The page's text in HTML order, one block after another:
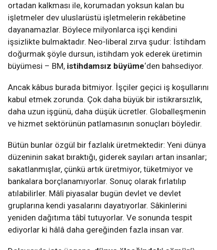
ortadan kalkması ile, korumadan yoksun kalan bu
işletmeler dev uluslarüstü işletmelerin rekâbetine
dayanamazlar. Böylece milyonlarca işçi kendini
işsizlikte bulmaktadır. Neo-liberal zırva şudur: İstihdam
doğurmak şöyle dursun, istihdam yok ederek üretimin
büyümesi – BM, istihdamsız büyüme‘den bahsediyor.
Ancak kâbus burada bitmiyor. İşçiler geçici iş koşullarını
kabul etmek zorunda. Çok daha büyük bir istikrarsızlık,
daha uzun işgünü, daha düşük ücretler. Globalleşmenin
ve hizmet sektörünün patlamasının sonuçları böyledir.
Bütün bunlar özgül bir fazlalık üretmektedir: Yeni dünya
düzeninin sakat bıraktığı, giderek sayıları artan insanlar;
sakatlanmışlar, çünkü artık üretmiyor, tüketmiyor ve
bankalara borçlanamıyorlar. Sonuç olarak fırlatılıp
atılabilirler. Mâlî piyasalar bugün devlet ve devlet
gruplarına kendi yasalarını dayatıyorlar. Sâkinlerini
yeniden dağıtıma tâbî tutuyorlar. Ve sonunda tespit
ediyorlar ki hâlâ daha gereğinden fazla insan var.